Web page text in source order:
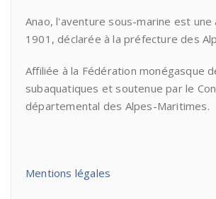
Anao, l'aventure sous-marine est une
1901, déclarée à la préfecture des
Affiliée à la Fédération monégasque
subaquatiques et soutenue par le
départemental des Alpes-Maritimes.
Mentions légales